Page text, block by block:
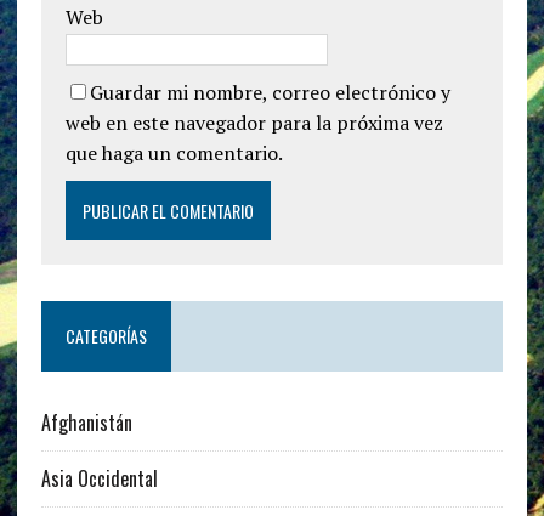
Web
Guardar mi nombre, correo electrónico y
web en este navegador para la próxima vez
que haga un comentario.
CATEGORÍAS
Afghanistán
Asia Occidental